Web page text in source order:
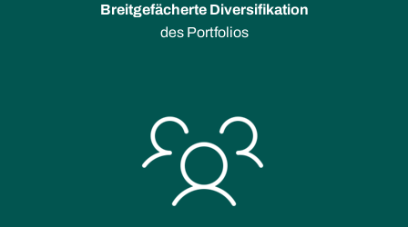
Breitgefächerte Diversifikation
des Portfolios